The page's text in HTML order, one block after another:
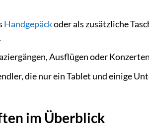
Handgepäckoder als zusätzliche
Ausflügen oder
die nur ein Tablet und einige
im Überblick